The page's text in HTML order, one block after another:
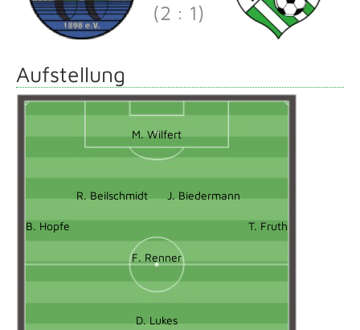
(2 : 1)
Aufstellung
M. Wilfert
R. Beilschmidt J. Biedermann
B. Hopfe T. Fruth
F. Renner
D. Lukes